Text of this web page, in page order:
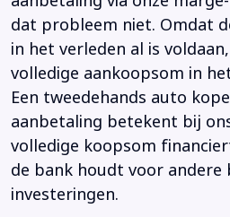
dat probleem niet. Omdat
in het verleden al is
volledige aankoopsom in
Een tweedehands auto
aanbetaling betekent bij
volledige koopsom
de bank houdt voor andere
investeringen.